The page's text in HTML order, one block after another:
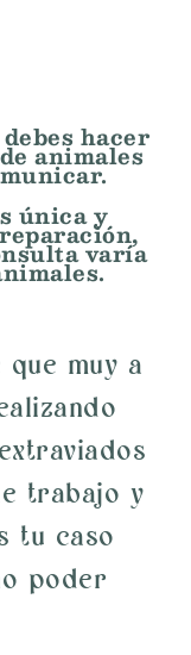
hacer
animales
única y
varía
muy a
trabajo y
tu caso
poder